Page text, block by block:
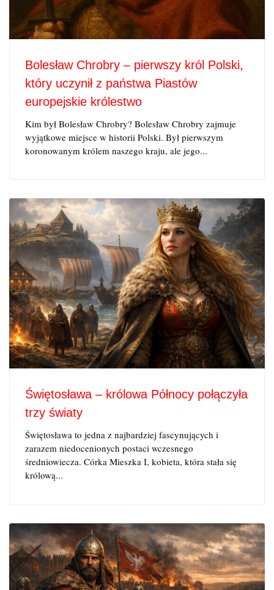
Bolesław Chrobry – pierwszy król Polski,
który uczynił z państwa Piastów
europejskie królestwo
Kim był Bolesław Chrobry? Bolesław Chrobry zajmuje
wyjątkowe miejsce w historii Polski. Był pierwszym
koronowanym królem naszego kraju, ale jego...
Świętosława – królowa Północy połączyła
trzy światy
Świętosława to jedna z najbardziej fascynujących i
zarazem niedocenionych postaci wczesnego
średniowiecza. Córka Mieszka I, kobieta, która stała się
królową...